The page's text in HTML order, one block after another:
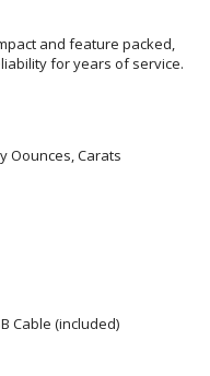
and feature packed,
for years of service.
Oounces, Carats
Cable (included)